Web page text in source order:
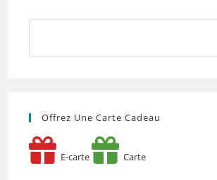
Offrez Une Carte Cadeau
E-carte Carte